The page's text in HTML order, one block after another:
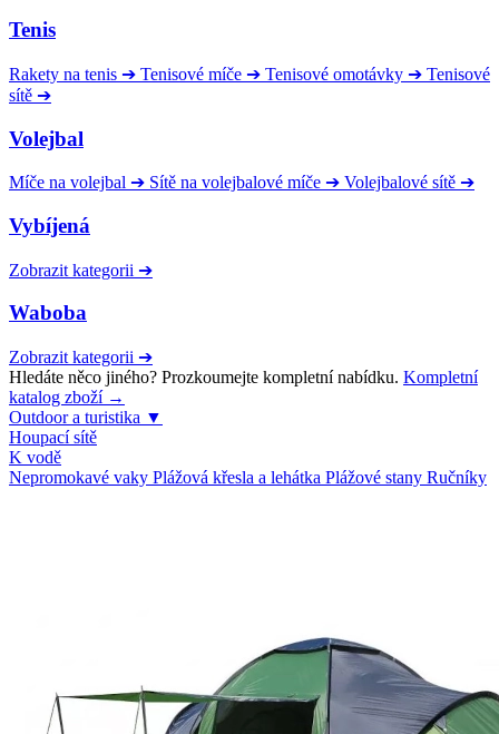
Tenis
Rakety na tenis ➔ Tenisové míče ➔ Tenisové omotávky ➔ Tenisové
sítě ➔
Volejbal
Míče na volejbal ➔ Sítě na volejbalové míče ➔ Volejbalové sítě ➔
Vybíjená
Zobrazit kategorii ➔
Waboba
Zobrazit kategorii ➔
Hledáte něco jiného? Prozkoumejte kompletní nabídku. Kompletní
katalog zboží →
Outdoor a turistika ▼
Houpací sítě
K vodě
Nepromokavé vaky Plážová křesla a lehátka Plážové stany Ručníky